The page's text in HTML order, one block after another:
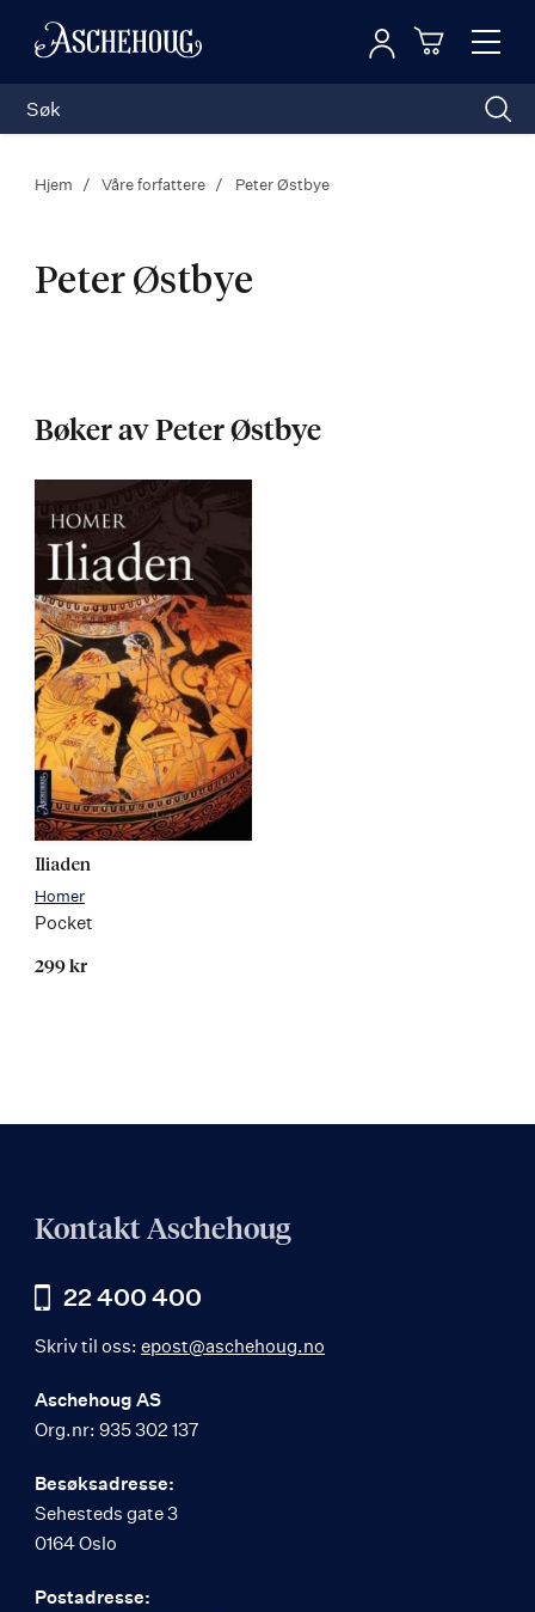
Toggle
Logg inn
Hjem Våre forfattere Peter Østbye
Peter Østbye
Bøker av Peter Østbye
Iliaden
Homer
Pocket
299 kr
Kontakt Aschehoug
22 400 400
Skriv til oss: epost@aschehoug.no
Aschehoug AS
Org.nr: 935 302 137
Besøksadresse:
Sehesteds gate 3
0164 Oslo
Postadresse: